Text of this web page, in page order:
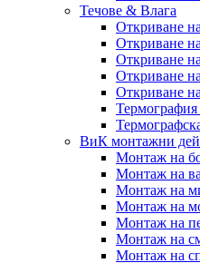
Течове & Влага
Откриване
Откриване
Откриване
Откриване
Откриване
Термография
ВиК монтажни
Монтаж на
Монтаж на
Монтаж на
Монтаж на
Монтаж на
Монтаж на
Монтаж на